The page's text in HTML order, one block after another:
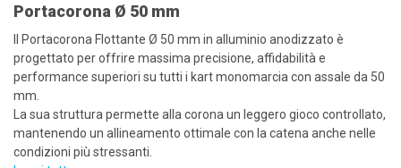
Portacorona Ø 50 mm
Il Portacorona Flottante Ø 50 mm in alluminio anodizzato è
progettato per offrire massima precisione, affidabilità e
performance superiori su tutti i kart monomarcia con assale da 50
mm.
La sua struttura permette alla corona un leggero gioco controllato,
mantenendo un allineamento ottimale con la catena anche nelle
condizioni più stressanti.